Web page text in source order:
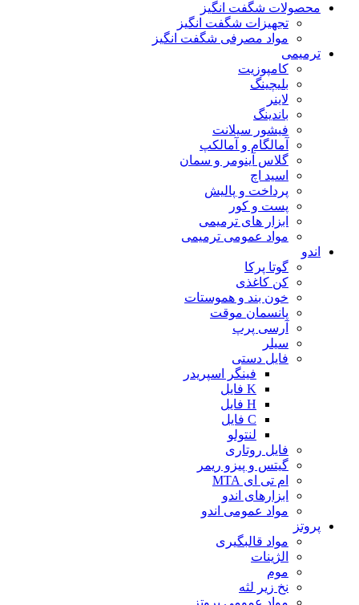
محصولات شگفت انگیز
تجهیزات شگفت انگیز
مواد مصرفی شگفت انگیز
ترمیمی
کامپوزیت
بلیچینگ
لاینر
باندینگ
فیشور سیلانت
آمالگام و آمالکپ
گلاس آینومر و سمان
اسید اچ
پرداخت و پالیش
پست و کور
ابزار های ترمیمی
مواد عمومی ترمیمی
اندو
گوتا پرکا
کن کاغذی
خون بند و هموستات
پانسمان موقت
آرسی پرپ
سیلر
فایل دستی
فینگر اسپریدر
K فایل
H فایل
C فایل
لنتولو
فایل روتاری
گیتس و پیزو ریمر
ام تی ای MTA
ابزارهای اندو
مواد عمومی اندو
پروتز
مواد قالبگیری
الژینات
موم
نخ زیر لثه